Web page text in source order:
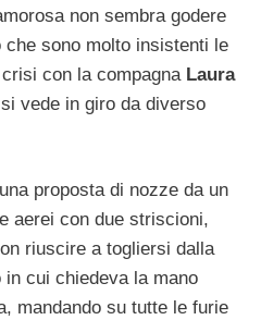
non sembra godere
sono molto insistenti le
con la compagna Laura
vede in giro da diverso
proposta di nozze da un
aerei con due striscioni,
riuscire a togliersi dalla
in cui chiedeva la mano
mandando su tutte le furie